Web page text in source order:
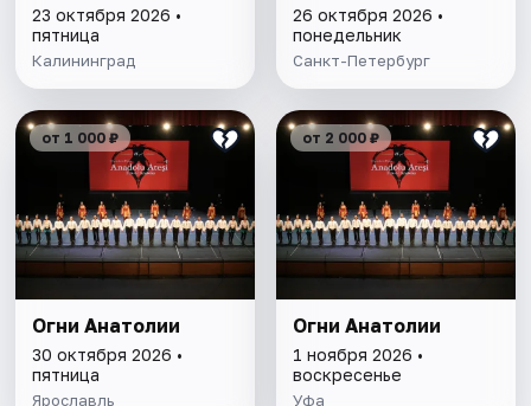
23 октября 2026 •
пятница
Калининград
26 октября 2026 •
понедельник
Санкт-Петербург
от 1 000 ₽
Огни Анатолии
30 октября 2026 •
пятница
Ярославль
от 2 000 ₽
Огни Анатолии
1 ноября 2026 •
воскресенье
Уфа